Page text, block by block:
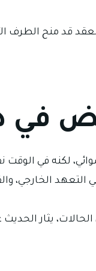
قد منح الطرف
في
لكنه في
الخارجي،
يثار